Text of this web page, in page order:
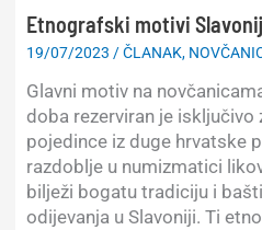
Etnografski motivi
19/07/2023 /ČLANAK,
Glavni motiv na
doba rezerviran je isključivo
pojedince iz duge hrvatske
razdoblje u numizmatici
bilježi bogatu tradiciju i
odijevanja u Slavoniji. Ti